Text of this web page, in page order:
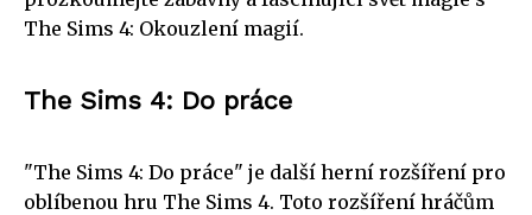
The Sims 4: Okouzlení magií.
The Sims 4: Do práce
"The Sims 4: Do práce" je další herní rozšíření pro
oblíbenou hru The Sims 4. Toto rozšíření hráčům